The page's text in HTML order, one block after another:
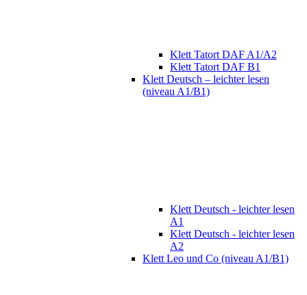
Klett Tatort DAF A1/A2
Klett Tatort DAF B1
Klett Deutsch – leichter lesen
(niveau A1/B1)
Klett Deutsch - leichter lesen
A1
Klett Deutsch - leichter lesen
A2
Klett Leo und Co (niveau A1/B1)